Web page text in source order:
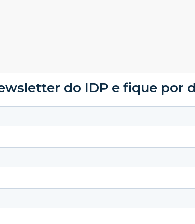
do IDP e fique por